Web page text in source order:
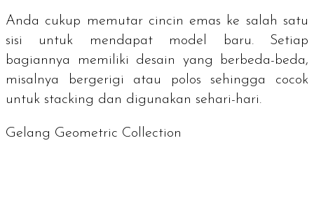
Anda cukup memutar cincin emas ke salah satu
sisi untuk mendapat model baru. Setiap
bagiannya memiliki desain yang berbeda-beda,
misalnya bergerigi atau polos sehingga cocok
untuk stacking dan digunakan sehari-hari.
Gelang Geometric Collection